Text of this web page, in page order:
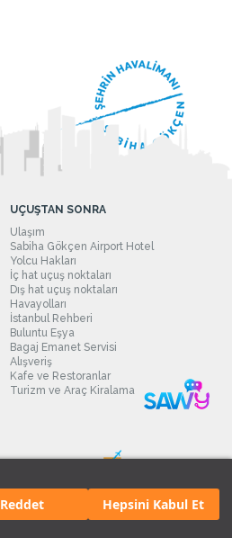
Reddet Hepsini Kabul Et
UÇUŞTAN SONRA
Ulaşım
Sabiha Gökçen Airport Hotel
Yolcu Hakları
İç hat uçuş noktaları
Dış hat uçuş noktaları
Havayolları
İstanbul Rehberi
Buluntu Eşya
Bagaj Emanet Servisi
Alışveriş
Kafe ve Restoranlar
Turizm ve Araç Kiralama